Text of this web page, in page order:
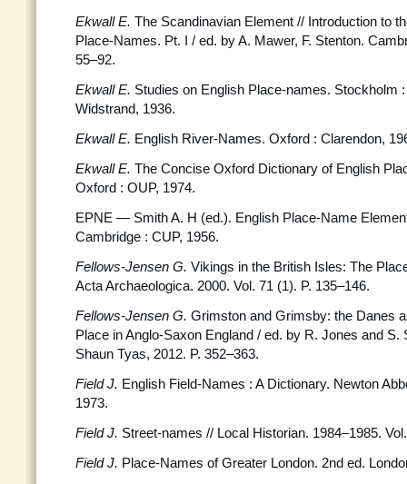
Ekwall E. The Scandinavian Element // Introduction to
Place-Names. Pt. I / ed. by A. Mawer, F. Stenton.
55–92.
Ekwall E. Studies on English Place-names. Stockholm
Widstrand, 1936.
Ekwall E. English River-Names. Oxford : Clarendon,
Ekwall E. The Concise Oxford Dictionary of English
Oxford : OUP, 1974.
EPNE — Smith A. H (ed.). English Place-Name
Cambridge : CUP, 1956.
Fellows-Jensen G. Vikings in the British Isles: The
Acta Archaeologica. 2000. Vol. 71 (1). P. 135–146.
Fellows-Jensen G. Grimston and Grimsby: the Danes
Place in Anglo-Saxon England / ed. by R. Jones and S.
Shaun Tyas, 2012. P. 352–363.
Field J. English Field-Names : A Dictionary. Newton
1973.
Field J. Street-names // Local Historian. 1984–1985.
Field J. Place-Names of Greater London. 2nd ed.